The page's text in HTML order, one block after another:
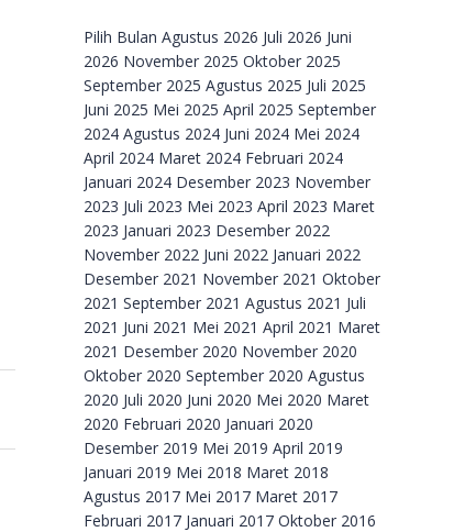
Archive
Pilih Bulan Agustus 2026 Juli 2026 Juni
2026 November 2025 Oktober 2025
September 2025 Agustus 2025 Juli 2025
Juni 2025 Mei 2025 April 2025 September
2024 Agustus 2024 Juni 2024 Mei 2024
April 2024 Maret 2024 Februari 2024
Januari 2024 Desember 2023 November
2023 Juli 2023 Mei 2023 April 2023 Maret
2023 Januari 2023 Desember 2022
November 2022 Juni 2022 Januari 2022
Desember 2021 November 2021 Oktober
2021 September 2021 Agustus 2021 Juli
2021 Juni 2021 Mei 2021 April 2021 Maret
2021 Desember 2020 November 2020
Oktober 2020 September 2020 Agustus
2020 Juli 2020 Juni 2020 Mei 2020 Maret
2020 Februari 2020 Januari 2020
Desember 2019 Mei 2019 April 2019
Januari 2019 Mei 2018 Maret 2018
Agustus 2017 Mei 2017 Maret 2017
Februari 2017 Januari 2017 Oktober 2016